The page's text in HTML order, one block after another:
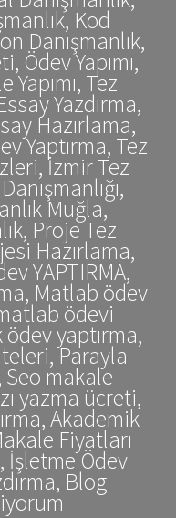
Kod
Danışmanlık,
Ödev Yapımı,
Yapımı, Tez
Yazdırma,
Hazırlama,
Yaptırma, Tez
İzmir Tez
Muğla,
Proje Tez
Hazırlama,
YAPTIRMA,
Matlab ödev
ödevi
yaptırma,
Parayla
Seo makale
yazma ücreti,
Akademik
Fiyatları
İşletme Ödev
Blog